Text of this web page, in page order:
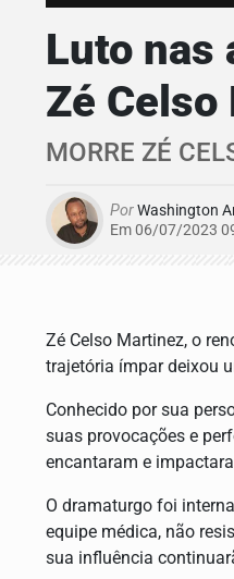
Luto nas
Zé
MORRE ZÉ
PorWashington
Em 06/07/2023
Zé Celso Martinez, o
trajetória ímpar deixou
Conhecido por sua
suas provocações e
encantaram e
O dramaturgo foi
equipe médica, não
sua influência